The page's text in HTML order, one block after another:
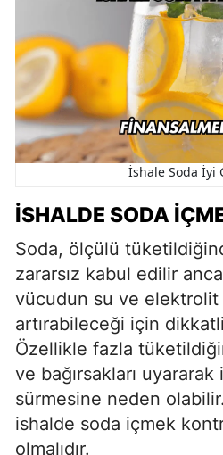
İshale Soda İyi
İSHALDE SODA
Soda, ölçülü
zararsız kabul edilir
vücudun su ve elektrolit
artırabileceği için dikkatli
Özellikle fazla
ve bağırsakları
sürmesine neden
ishalde soda içmek
olmalıdır.